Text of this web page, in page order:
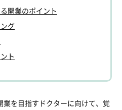
開業のポイント
グ
ト
を目指すドクターに向けて、覚